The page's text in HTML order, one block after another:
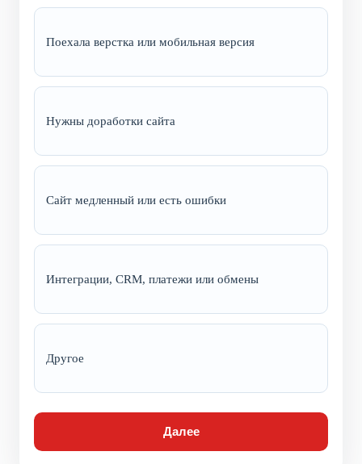
Поехала верстка или мобильная версия
Нужны доработки сайта
Сайт медленный или есть ошибки
Интеграции, CRM, платежи или обмены
Другое
Далее